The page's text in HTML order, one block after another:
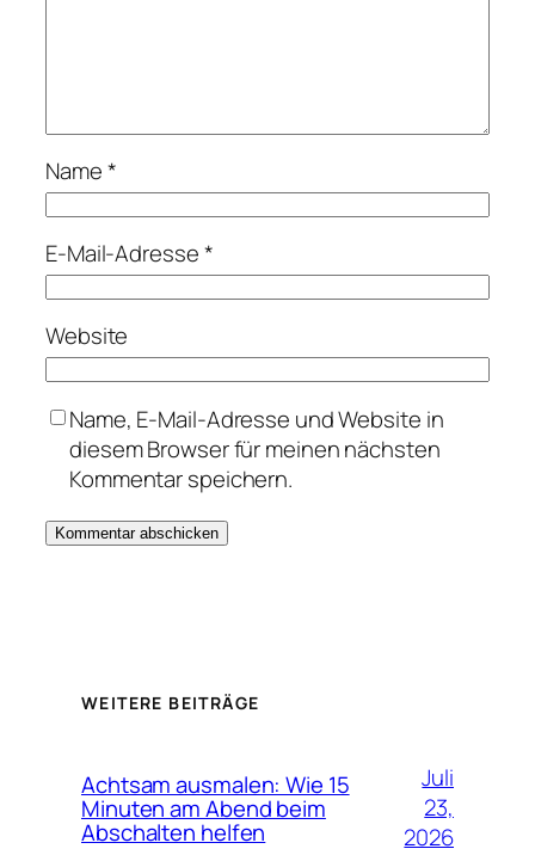
Name*
E-Mail-Adresse*
Website
Name, E-Mail-Adresse und Website in
diesem Browser für meinen nächsten
Kommentar speichern.
WEITERE BEITRÄGE
Achtsam ausmalen: Wie 15
Minuten am Abend beim
Abschalten helfen
Juli
23,
2026